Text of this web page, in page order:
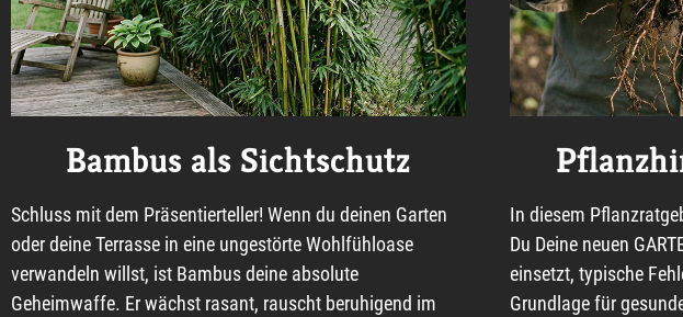
Bambus als Sichtschutz
Schluss mit dem Präsentierteller! Wenn du deinen Garten
oder deine Terrasse in eine ungestörte Wohlfühloase
verwandeln willst, ist Bambus deine absolute
Geheimwaffe. Er wächst rasant, rauscht beruhigend im
In diesem
Du Deine neuen
einsetzt, typische
Grundlage für